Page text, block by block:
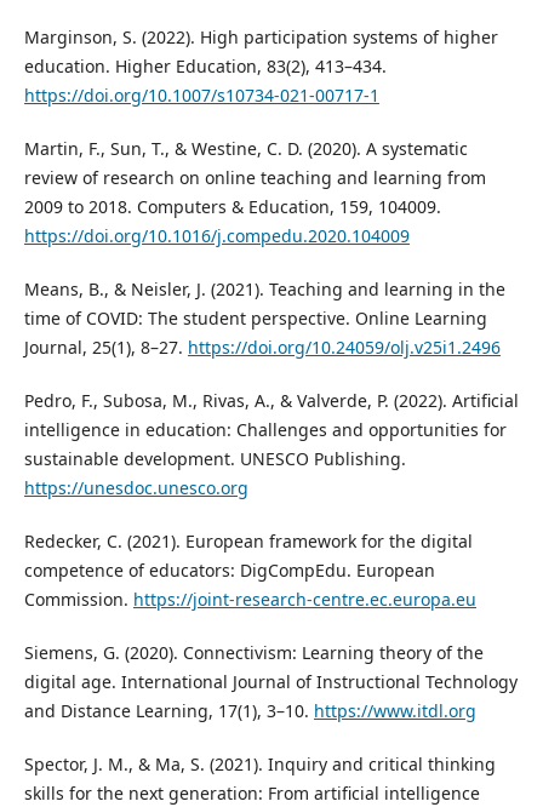
Marginson, S. (2022). High participation systems of higher
education. Higher Education, 83(2), 413–434.
https://doi.org/10.1007/s10734-021-00717-1
Martin, F., Sun, T., & Westine, C. D. (2020). A systematic
review of research on online teaching and learning from
2009 to 2018. Computers & Education, 159, 104009.
https://doi.org/10.1016/j.compedu.2020.104009
Means, B., & Neisler, J. (2021). Teaching and learning in the
time of COVID: The student perspective. Online Learning
Journal, 25(1), 8–27. https://doi.org/10.24059/olj.v25i1.2496
Pedro, F., Subosa, M., Rivas, A., & Valverde, P. (2022). Artificial
intelligence in education: Challenges and opportunities for
sustainable development. UNESCO Publishing.
https://unesdoc.unesco.org
Redecker, C. (2021). European framework for the digital
competence of educators: DigCompEdu. European
Commission. https://joint-research-centre.ec.europa.eu
Siemens, G. (2020). Connectivism: Learning theory of the
digital age. International Journal of Instructional Technology
and Distance Learning, 17(1), 3–10. https://www.itdl.org
Spector, J. M., & Ma, S. (2021). Inquiry and critical thinking
skills for the next generation: From artificial intelligence